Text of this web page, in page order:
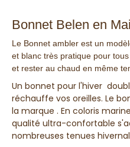
Bonnet Belen en
Le Bonnet ambler est un
et blanc très pratique pour
et rester au chaud en même
Un bonnet pour l'hiver
réchauffe vos oreilles. Le
la marque . En coloris marine
qualité ultra-confortable
nombreuses tenues